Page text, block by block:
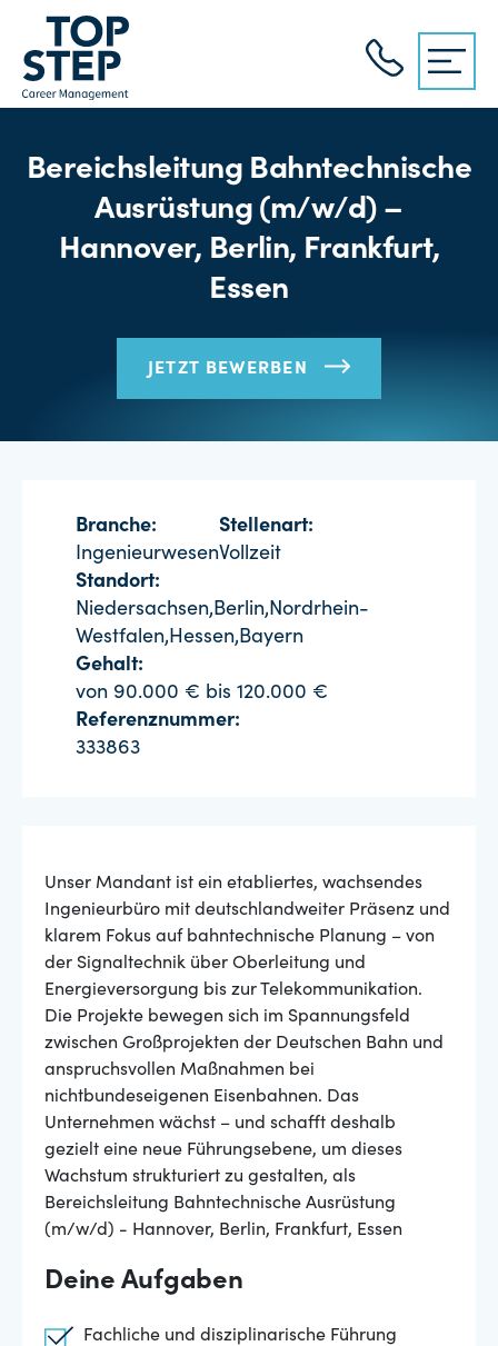
Bereichsleitung Bahntechnische
Ausrüstung (m/w/d) –
Hannover, Berlin, Frankfurt,
Essen
JETZT BEWERBEN
Branche:
Ingenieurwesen
Stellenart:
Vollzeit
Standort:
Niedersachsen,Berlin,Nordrhein-
Westfalen,Hessen,Bayern
Gehalt:
von 90.000 € bis 120.000 €
Referenznummer:
333863
Unser Mandant ist ein etabliertes, wachsendes
Ingenieurbüro mit deutschlandweiter Präsenz und
klarem Fokus auf bahntechnische Planung – von
der Signaltechnik über Oberleitung und
Energieversorgung bis zur Telekommunikation.
Die Projekte bewegen sich im Spannungsfeld
zwischen Großprojekten der Deutschen Bahn und
anspruchsvollen Maßnahmen bei
nichtbundeseigenen Eisenbahnen. Das
Unternehmen wächst – und schafft deshalb
gezielt eine neue Führungsebene, um dieses
Wachstum strukturiert zu gestalten, als
Bereichsleitung Bahntechnische Ausrüstung
(m/w/d) - Hannover, Berlin, Frankfurt, Essen
Deine Aufgaben
Fachliche und disziplinarische Führung